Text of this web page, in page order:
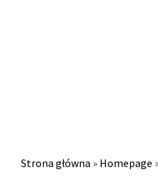
Strona główna » Homepage